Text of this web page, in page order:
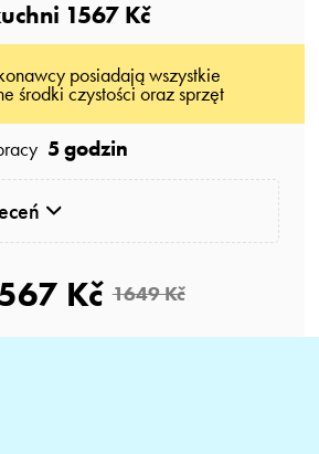
1567 Kč
posiadają wszystkie
środki czystości oraz sprzęt
5 godzin
Kč 1649 Kč